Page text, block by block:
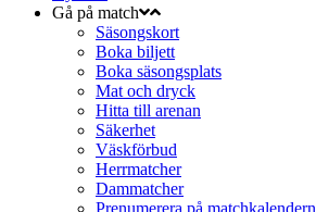
Gå på match
Säsongskort
Boka biljett
Boka säsongsplats
Mat och dryck
Hitta till arenan
Säkerhet
Väskförbud
Herrmatcher
Dammatcher